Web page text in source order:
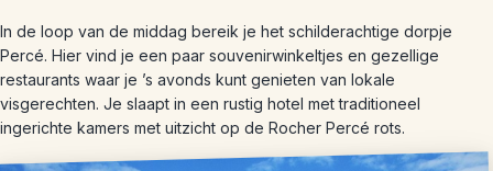
In de loop van de middag bereik je het schilderachtige dorpje
Percé. Hier vind je een paar souvenirwinkeltjes en gezellige
restaurants waar je ’s avonds kunt genieten van lokale
visgerechten. Je slaapt in een rustig hotel met traditioneel
ingerichte kamers met uitzicht op de Rocher Percé rots.